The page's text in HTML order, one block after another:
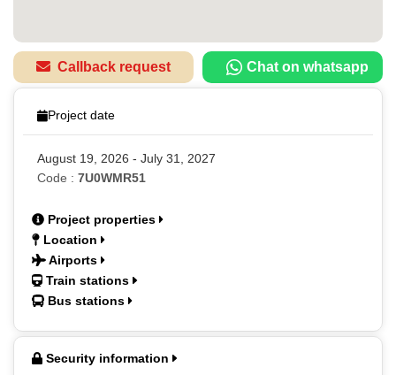
Callback request Chat on whatsapp
Project date
August 19, 2026 - July 31, 2027
Code : 7U0WMR51
Project properties
Location
Airports
Train stations
Bus stations
Security information